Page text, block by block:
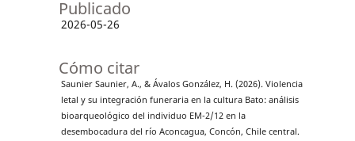
Publicado
2026-05-26
Cómo citar
Saunier Saunier, A., & Ávalos González, H. (2026). Violencia
letal y su integración funeraria en la cultura Bato: análisis
bioarqueológico del individuo EM-2/12 en la
desembocadura del río Aconcagua, Concón, Chile central.